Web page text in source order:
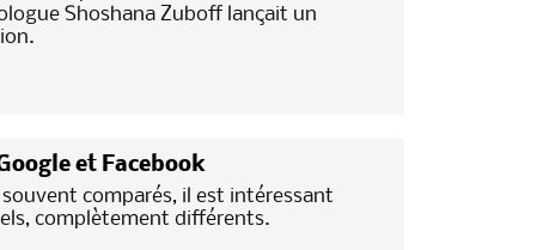
Shoshana Zuboff lançait un
et Facebook
comparés, il est intéressant
complètement différents.